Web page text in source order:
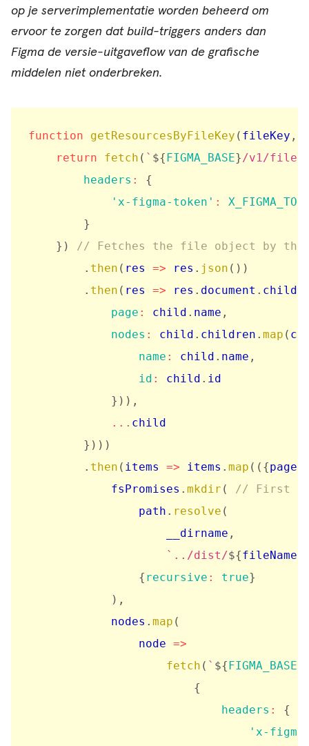
op je serverimplementatie worden beheerd om
ervoor te zorgen dat build-triggers anders dan
Figma de versie-uitgaveflow van de grafische
middelen niet onderbreken.
function getResourcesByFileKey ( fileKey ,
return
fetch ( ` ${FIGMA_BASE} /v1/
headers :
{
'x-figma-token' :
}
} )
// Fetches the file object by the
. then ( res => res . json ( ) )
. then ( res => res . document .
page : child . name ,
nodes : child . children . map (
name : child . name ,
id : child . id
} ) ) ,
... child
} ) ) )
. then ( items => items . map ( ( {page
            fsPromises
. mkdir (
// First
                path
. resolve (
                    __dirname
,
` ../dist/${fileName
{ recursive : true}
) ,
            nodes
. map (
node =>
fetch ( ` ${FIGMA_BASE
{
headers :
{
'x-